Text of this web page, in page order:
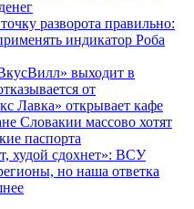
разворота правильно:
индикатор Роба
выходит в
от
Лавка» открывает кафе
Словакии массово хотят
паспорта
худой сдохнет»: ВСУ
но наша ответка